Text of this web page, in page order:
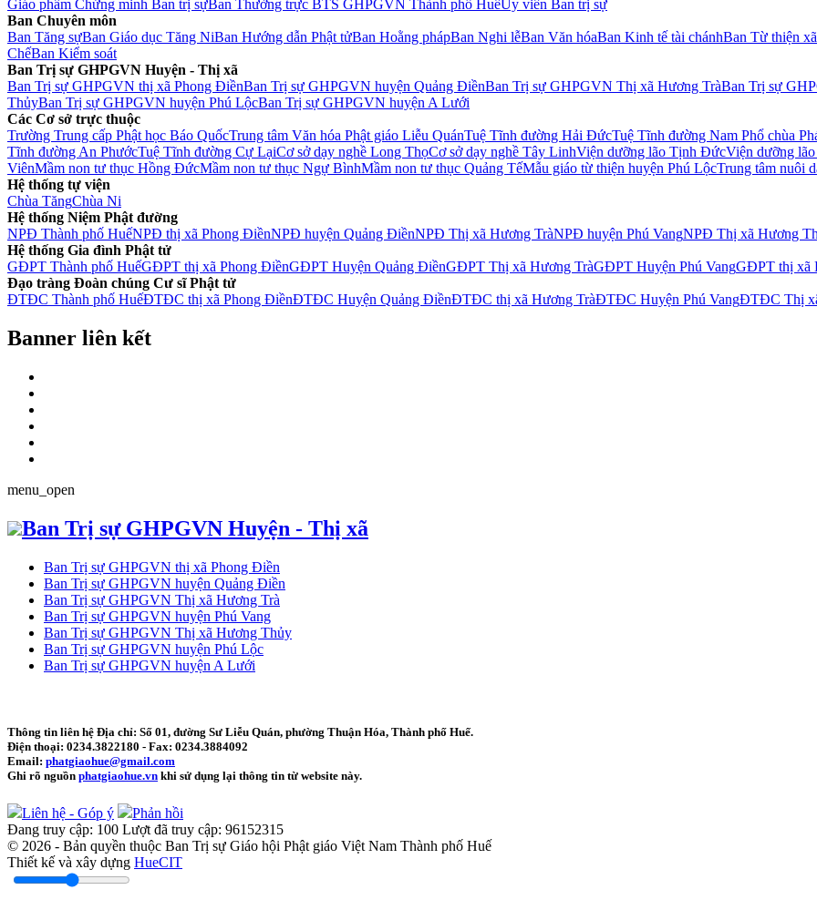
Giáo phẩm Chứng minh Ban trị sựBan Thường trực BTS GHPGVN Thành phố HuếỦy viên Ban trị sự
Ban Chuyên môn
Ban Tăng sựBan Giáo dục Tăng NiBan Hướng dẫn Phật tửBan Hoằng phápBan Nghi lễBan Văn hóaBan Kinh tế tài chánhBan Từ thiện
ChếBan Kiểm soát
Ban Trị sự GHPGVN Huyện - Thị xã
Ban Trị sự GHPGVN thị xã Phong ĐiềnBan Trị sự GHPGVN huyện Quảng ĐiềnBan Trị sự GHPGVN Thị xã Hương TràBan Trị sự
ThủyBan Trị sự GHPGVN huyện Phú LộcBan Trị sự GHPGVN huyện A Lưới
Các Cơ sở trực thuộc
Trường Trung cấp Phật học Báo QuốcTrung tâm Văn hóa Phật giáo Liễu QuánTuệ Tĩnh đường Hải ĐứcTuệ Tĩnh đường Nam Phổ chùa
Tĩnh đường An PhướcTuệ Tĩnh đường Cự LạiCơ sở dạy nghề Long ThọCơ sở dạy nghề Tây LinhViện dưỡng lão Tịnh ĐứcViện dưỡng
ViênMầm non tư thục Hồng ĐứcMầm non tư thục Ngự BìnhMầm non tư thục Quảng TếMẫu giáo từ thiện huyện Phú LộcTrung tâm nuôi
Hệ thống tự viện
Chùa TăngChùa Ni
Hệ thống Niệm Phật đường
NPĐ Thành phố HuếNPĐ thị xã Phong ĐiềnNPĐ huyện Quảng ĐiềnNPĐ Thị xã Hương TràNPĐ huyện Phú VangNPĐ Thị xã Hương
Hệ thống Gia đình Phật tử
GĐPT Thành phố HuếGĐPT thị xã Phong ĐiềnGĐPT Huyện Quảng ĐiềnGĐPT Thị xã Hương TràGĐPT Huyện Phú VangGĐPT thị xã
Đạo tràng Đoàn chúng Cư sĩ Phật tử
ĐTĐC Thành phố HuếĐTĐC thị xã Phong ĐiềnĐTĐC Huyện Quảng ĐiềnĐTĐC thị xã Hương TràĐTĐC Huyện Phú VangĐTĐC Thị
Banner liên kết
menu_open
Ban Trị sự GHPGVN Huyện - Thị xã
Ban Trị sự GHPGVN thị xã Phong Điền
Ban Trị sự GHPGVN huyện Quảng Điền
Ban Trị sự GHPGVN Thị xã Hương Trà
Ban Trị sự GHPGVN huyện Phú Vang
Ban Trị sự GHPGVN Thị xã Hương Thủy
Ban Trị sự GHPGVN huyện Phú Lộc
Ban Trị sự GHPGVN huyện A Lưới
Thông tin liên hệ Địa chỉ: Số 01, đường Sư Liễu Quán, phường Thuận Hóa, Thành phố Huế.
Điện thoại: 0234.3822180 - Fax: 0234.3884092
Email: phatgiaohue@gmail.com
Ghi rõ nguồn phatgiaohue.vn khi sử dụng lại thông tin từ website này.
Liên hệ - Góp ý
Phản hồi
Đang truy cập: 100 Lượt đã truy cập: 96152315
© 2026 - Bản quyền thuộc Ban Trị sự Giáo hội Phật giáo Việt Nam Thành phố Huế
Thiết kế và xây dựng HueCIT